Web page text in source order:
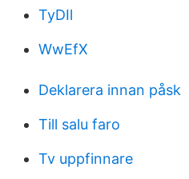
TyDIl
WwEfX
Deklarera innan påsk
Till salu faro
Tv uppfinnare